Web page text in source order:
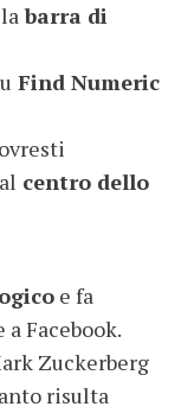
barra di
Find Numeric
centro dello
e fa
Facebook.
Zuckerberg
risulta